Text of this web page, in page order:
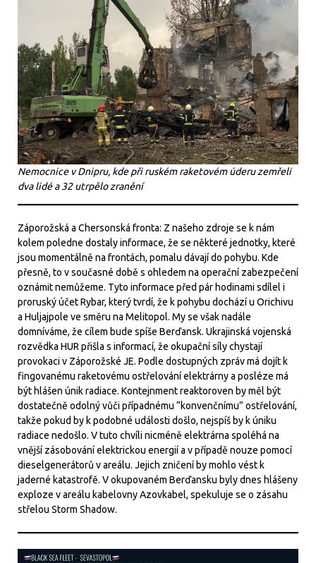
Nemocnice v Dnipru, kde při ruském raketovém úderu zemřeli
dva lidé a 32 utrpělo zranění
Záporožská a Chersonská fronta: Z našeho zdroje se k nám
kolem poledne dostaly informace, že se některé jednotky, které
jsou momentálně na frontách, pomalu dávají do pohybu. Kde
přesně, to v současné době s ohledem na operační zabezpečení
oznámit nemůžeme. Tyto informace před pár hodinami sdílel i
proruský účet Rybar, který tvrdí, že k pohybu dochází u Orichivu
a Huljajpole ve směru na Melitopol. My se však nadále
domníváme, že cílem bude spíše Berďansk. Ukrajinská vojenská
rozvědka HUR přišla s informací, že okupační síly chystají
provokaci v Záporožské JE. Podle dostupných zpráv má dojít k
fingovanému raketovému ostřelování elektrárny a posléze má
být hlášen únik radiace. Kontejnment reaktoroven by měl být
dostatečně odolný vůči případnému “konvenčnímu” ostřelování,
takže pokud by k podobné události došlo, nejspíš by k úniku
radiace nedošlo. V tuto chvíli nicméně elektrárna spoléhá na
vnější zásobování elektrickou energií a v případě nouze pomocí
dieselgenerátorů v areálu. Jejich zničení by mohlo vést k
jaderné katastrofě. V okupovaném Berďansku byly dnes hlášeny
exploze v areálu kabelovny Azovkabel, spekuluje se o zásahu
střelou Storm Shadow.